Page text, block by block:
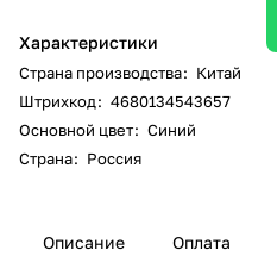
Характеристики
Страна производства: Китай
Штрихкод: 4680134543657
Основной цвет: Синий
Страна: Россия
Описание Оплата